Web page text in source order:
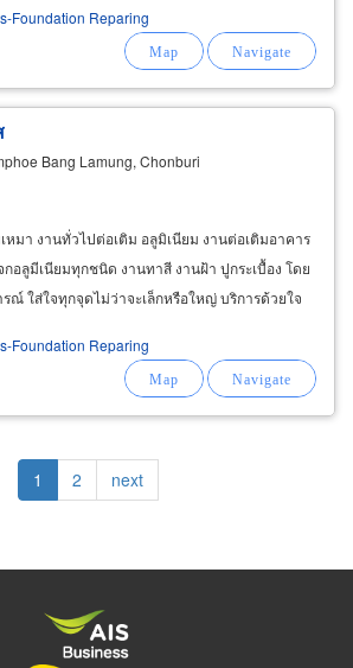
Foundation Reparing
Bang Lamung, Chonburi
หมา งานทั่วไปต่อเติม อลูมิเนียม งานต่อเติมอาคาร
อลูมีเนียมทุกชนิด งานทาสี งานฝ้า ปูกระเบื้อง โดย
ณ์ ใส่ใจทุกจุดไม่ว่าจะเล็กหรือใหญ่ บริการด้วยใจ
Foundation Reparing
Current
page
1 Page
2
Next
page
next